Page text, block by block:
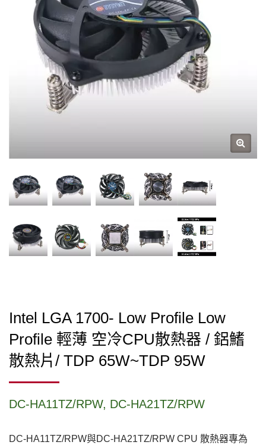
Intel LGA 1700- Low Profile Low
Profile 輕薄 空冷CPU散熱器 / 鋁鰭
散熱片/ TDP 65W~TDP 95W
DC-HA11TZ/RPW, DC-HA21TZ/RPW
DC-HA11TZ/RPW與DC-HA21TZ/RPW CPU 散熱器專為